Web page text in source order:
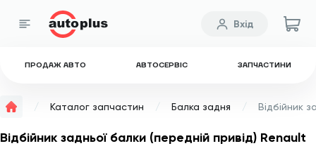
ПРОДАЖ АВТО АВТОСЕРВІС ЗАПЧАСТИНИ
Вхід
Каталог запчастин Балка задня
Відбійник задньої балки (передній привід) Renault